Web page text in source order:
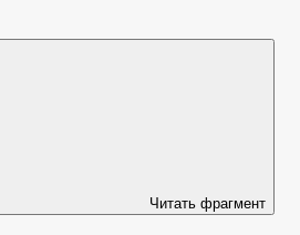
Читать фрагмент